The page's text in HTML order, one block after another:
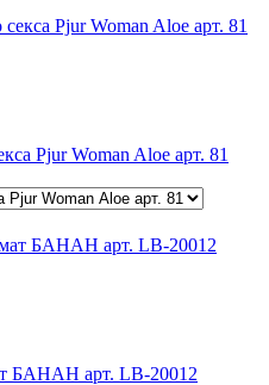
Pjur Woman Aloe арт. 81
БАНАН арт. LB-20012